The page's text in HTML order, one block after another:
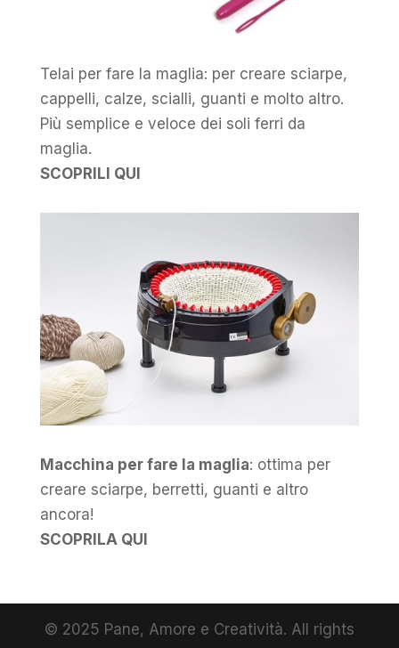
Telai per fare la maglia: per creare sciarpe,
cappelli, calze, scialli, guanti e molto altro.
Più semplice e veloce dei soli ferri da
maglia.
SCOPRILI QUI
Macchina per fare la maglia: ottima per
creare sciarpe, berretti, guanti e altro
ancora!
SCOPRILA QUI
© 2025 Pane, Amore e Creatività. All rights